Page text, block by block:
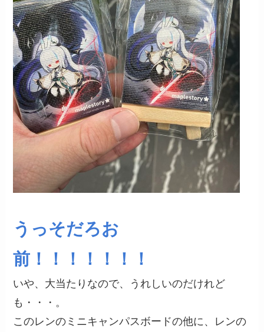
うっそだろお
前！！！！！！！
いや、大当たりなので、うれしいのだけれど
も・・・。
このレンのミニキャンパスボードの他に、レンの